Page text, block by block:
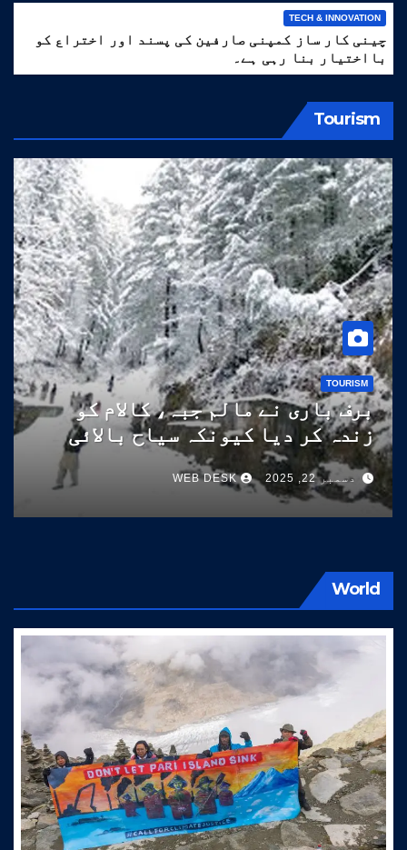
TECH & INNOVATION
چینی کار ساز کمپنی صارفین کی پسند اور اختراع کو
بااختیار بنا رہی ہے۔
Tourism
TOURISM
برف باری نے مالم جبہ، کالام کو
زندہ کر دیا کیونکہ سیاح بالائی
سوات کی طرف آتے ہیں
دسمبر 22, 2025 WEB DESK
World